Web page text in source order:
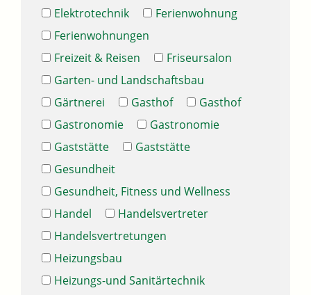
Elektrotechnik
Ferienwohnung
Ferienwohnungen
Freizeit & Reisen
Friseursalon
Garten- und Landschaftsbau
Gärtnerei
Gasthof
Gasthof
Gastronomie
Gastronomie
Gaststätte
Gaststätte
Gesundheit
Gesundheit, Fitness und Wellness
Handel
Handelsvertreter
Handelsvertretungen
Heizungsbau
Heizungs-und Sanitärtechnik